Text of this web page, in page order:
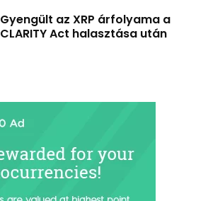
Gyengült az XRP árfolyama a
CLARITY Act halasztása után